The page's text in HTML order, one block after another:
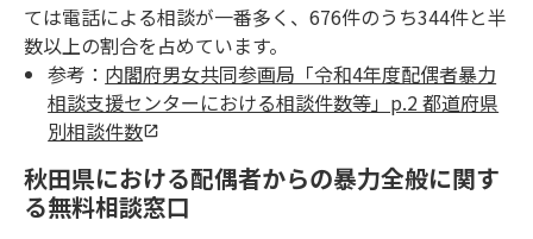
ては電話による相談が一番多く、676件のうち344件と半
数以上の割合を占めています。
参考： 内閣府男女共同参画局「令和4年度配偶者暴力
相談支援センターにおける相談件数等」p.2 都道府県
別相談件数
秋田県における配偶者からの暴力全般に関す
る無料相談窓口